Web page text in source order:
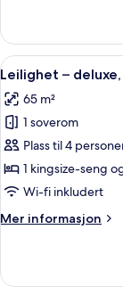
sovesofa,
spabadekar
–
signature,
1
kingsize-
seng
med
spabadekar
Åpne
alle
bildene
av
Leilighet
–
deluxe,
ved
9
Leilighet –
65 m²
1 soverom
Plass til 4
1 kingsize-seng
Wi-fi inkludert
Mer informasjon
Mer
–